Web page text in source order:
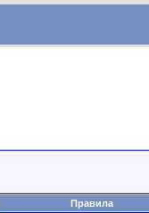
Правила